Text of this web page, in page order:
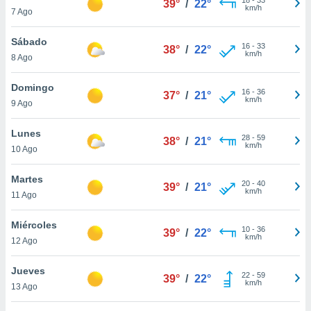
más
nuestra
y
de
disponible
cookies
aceptar
7 Ago
39° / 22°
km/h
Sábado
8 Ago
38° / 22° 16- 33
km/h
Domingo
9 Ago
37° / 21° 16- 36
km/h
Lunes
10 Ago
38° / 21° 28- 59
km/h
Martes
11 Ago
39° / 21° 20- 40
km/h
Miércoles
12 Ago
39° / 22° 10- 36
km/h
Jueves
13 Ago
39° / 22° 22- 59
km/h